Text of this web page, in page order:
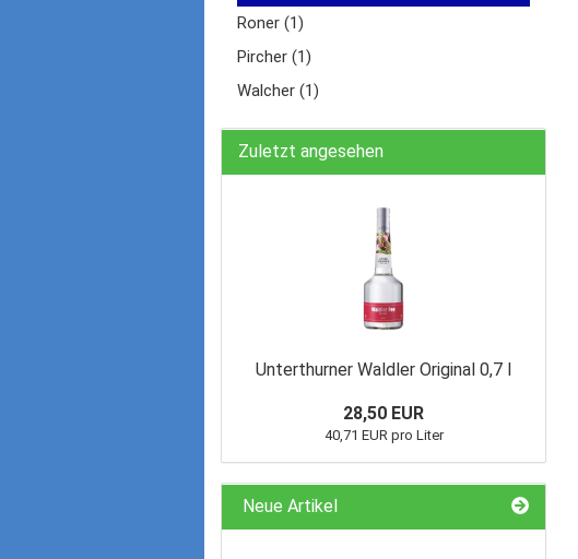
Roner (1)
Pircher (1)
Walcher (1)
Zuletzt angesehen
Unterthurner Waldler Original 0,7 l
28,50 EUR
40,71 EUR pro Liter
Neue Artikel